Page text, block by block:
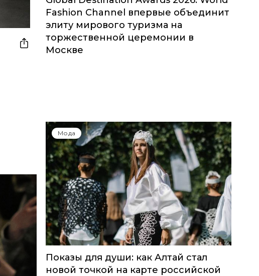
Fashion Channel впервые объединит
элиту мирового туризма на
торжественной церемонии в
Москве
Мода
Показы для души: как Алтай стал
новой точкой на карте российской